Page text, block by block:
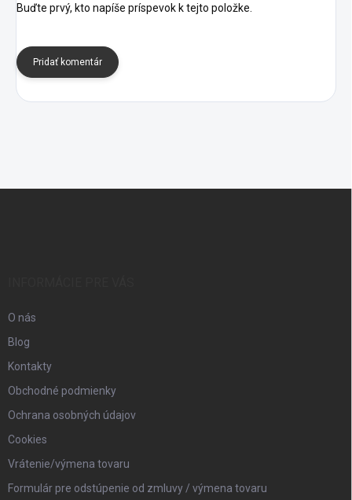
Buďte prvý, kto napíše príspevok k tejto položke.
Pridať komentár
O nás
Blog
Kontakty
Obchodné podmienky
Ochrana osobných údajov
Cookies
Vrátenie/výmena tovaru
Formulár pre odstúpenie od zmluvy / výmena tovaru